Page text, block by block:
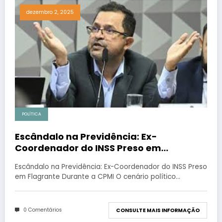
dezembro 2, 2025
POLÍTICA
Escândalo na Previdência: Ex-
Coordenador do INSS Preso em
Escândalo na Previdência: Ex-Coordenador do INSS Preso
em Flagrante Durante a CPMI O cenário político…
0 Comentários CONSULTE MAIS INFORMAÇÃO